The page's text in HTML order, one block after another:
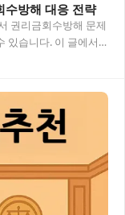
수방해 대응 전략
권리금회수방해 문제
있습니다. 이 글에서